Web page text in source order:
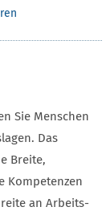
Sie Menschen
Das
Breite,
Kompetenzen
an Arbeits-